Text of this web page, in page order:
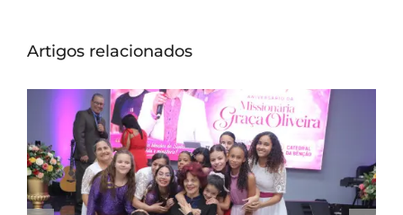
Artigos relacionados
Missionária Graça Oliveira celebra 75 anos